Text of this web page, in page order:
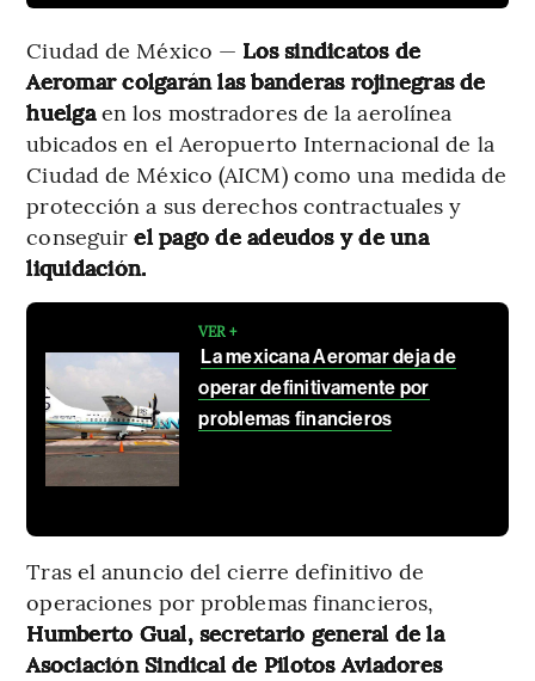
Ciudad de México — Los sindicatos de
Aeromar colgarán las banderas rojinegras de
huelgaen los mostradores de la aerolínea
ubicados en el Aeropuerto Internacional de la
Ciudad de México (AICM) como una medida de
protección a sus derechos contractuales y
conseguirel pago de adeudos y de una
liquidación.
VER +
La mexicana Aeromar deja de
operar definitivamente por
problemas financieros
Tras el anuncio del cierre definitivo de
operaciones por problemas financieros,
Humberto Gual, secretario general de la
Asociación Sindical de Pilotos Aviadores